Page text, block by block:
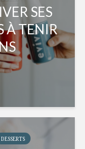
SES
À TENIR
DESSERTS